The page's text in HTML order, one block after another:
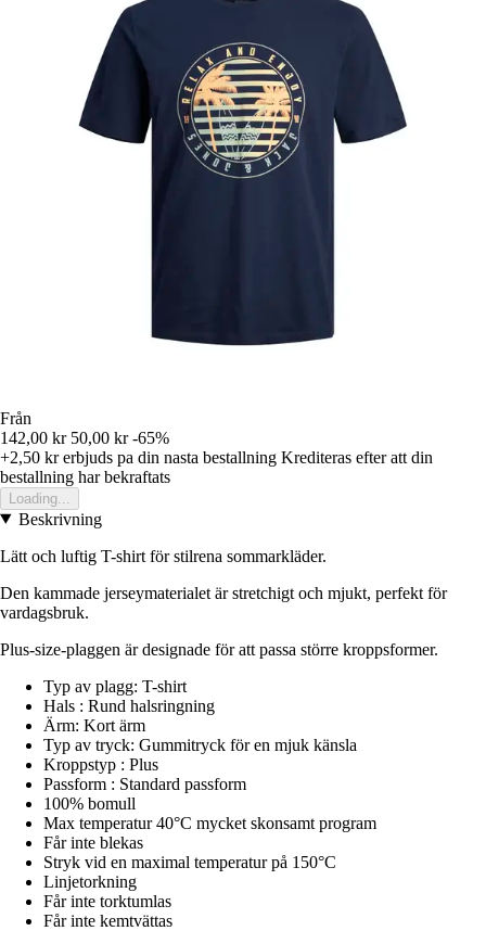
Från
142,00 kr 50,00 kr -65%
+2,50 krerbjuds pa din nasta bestallning Krediteras efter att din
bestallning har bekraftats
Loading...
Beskrivning
Lätt och luftig T-shirt för stilrena sommarkläder.
Den kammade jerseymaterialet är stretchigt och mjukt, perfekt för
vardagsbruk.
Plus-size-plaggen är designade för att passa större kroppsformer.
Typ av plagg: T-shirt
Hals : Rund halsringning
Ärm: Kort ärm
Typ av tryck: Gummitryck för en mjuk känsla
Kroppstyp : Plus
Passform : Standard passform
100% bomull
Max temperatur 40°C mycket skonsamt program
Får inte blekas
Stryk vid en maximal temperatur på 150°C
Linjetorkning
Får inte torktumlas
Får inte kemtvättas